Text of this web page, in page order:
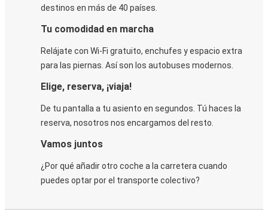
destinos en más de 40 países.
Tu comodidad en marcha
Relájate con Wi-Fi gratuito, enchufes y espacio extra
para las piernas. Así son los autobuses modernos.
Elige, reserva, ¡viaja!
De tu pantalla a tu asiento en segundos. Tú haces la
reserva, nosotros nos encargamos del resto.
Vamos juntos
¿Por qué añadir otro coche a la carretera cuando
puedes optar por el transporte colectivo?